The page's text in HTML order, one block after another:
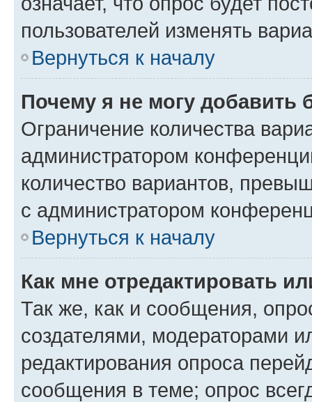
пользователей изменять
Вернуться к началу
Почему я не могу добавить
Ограничение количества
администратором
количество вариантов,
с администратором
Вернуться к началу
Как мне отредактировать
Так же, как и сообщения,
создателями, модераторами
редактирования опроса
сообщения в теме; опрос